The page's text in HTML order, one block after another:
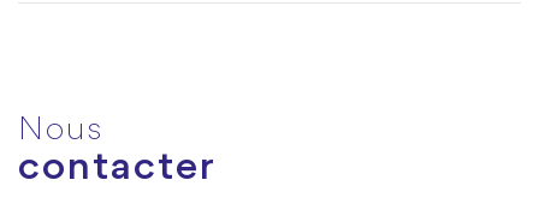
Nous
contacter